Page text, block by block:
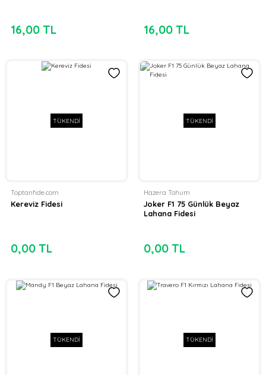
16,00 TL 16,00 TL
TÜKENDİ
Toptanfide.com
Kereviz Fidesi
0,00 TL
TÜKENDİ
Hazera Tohum
Joker F1 75 Günlük Beyaz
Lahana Fidesi
0,00 TL
TÜKENDİ TÜKENDİ